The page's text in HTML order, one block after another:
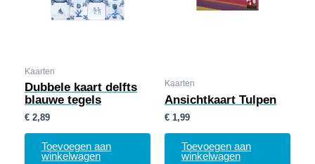
Kaarten
Dubbele kaart delfts
blauwe tegels
€ 2,89
Toevoegen aan
winkelwagen
Kaarten
Ansichtkaart Tulpen
€ 1,99
Toevoegen aan
winkelwagen